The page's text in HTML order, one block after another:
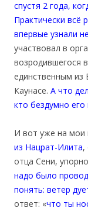
спустя 2 года,
Практически всё
впервые узнали
участвовал в
возродившегося
единственным из
Каунасе. А что
кто бездумно
И вот уже на мои
из Нацрат-Илита,
отца Сени,
надо было
понять: ветер
ответ: «что ты